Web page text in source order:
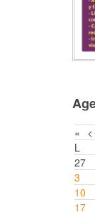
« <
L
27
3
10
17